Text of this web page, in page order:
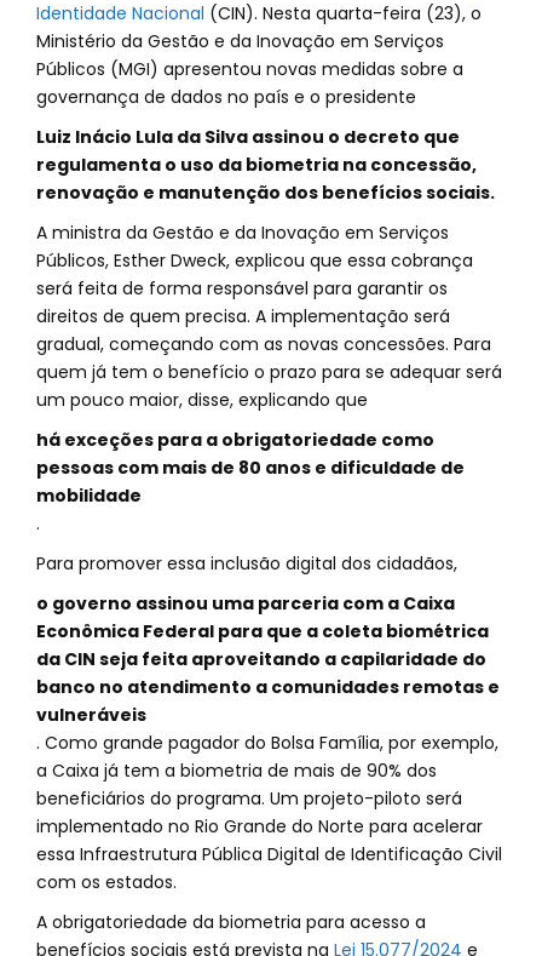
Identidade Nacional (CIN). Nesta quarta-feira (23), o
Ministério da Gestão e da Inovação em Serviços
Públicos (MGI) apresentou novas medidas sobre a
governança de dados no país e o presidente
Luiz Inácio Lula da Silva assinou o decreto que
regulamenta o uso da biometria na concessão,
renovação e manutenção dos benefícios sociais.
A ministra da Gestão e da Inovação em Serviços
Públicos, Esther Dweck, explicou que essa cobrança
será feita de forma responsável para garantir os
direitos de quem precisa. A implementação será
gradual, começando com as novas concessões. Para
quem já tem o benefício o prazo para se adequar será
um pouco maior, disse, explicando que
há exceções para a obrigatoriedade como
pessoas com mais de 80 anos e dificuldade de
mobilidade
.
Para promover essa inclusão digital dos cidadãos,
o governo assinou uma parceria com a Caixa
Econômica Federal para que a coleta biométrica
da CIN seja feita aproveitando a capilaridade do
banco no atendimento a comunidades remotas e
vulneráveis
. Como grande pagador do Bolsa Família, por exemplo,
a Caixa já tem a biometria de mais de 90% dos
beneficiários do programa. Um projeto-piloto será
implementado no Rio Grande do Norte para acelerar
essa Infraestrutura Pública Digital de Identificação Civil
com os estados.
A obrigatoriedade da biometria para acesso a
benefícios sociais está prevista na Lei 15.077/2024 e